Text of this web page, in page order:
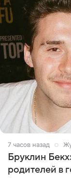
7 часов назад
Бруклин
родителей в